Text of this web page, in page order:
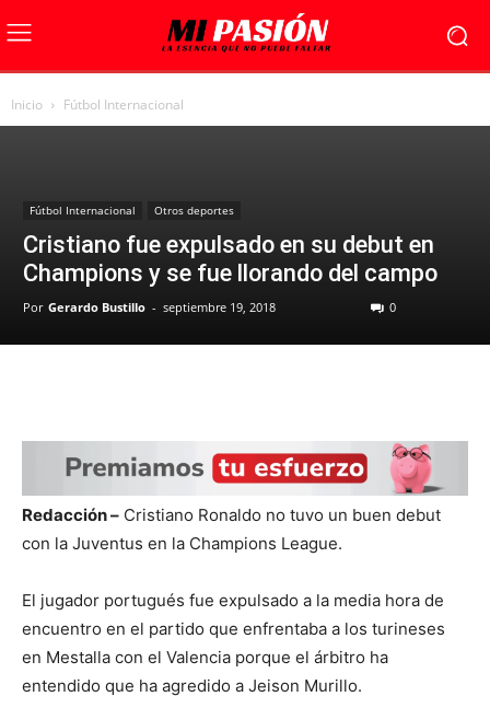
Inicio Fútbol Internacional
Fútbol Internacional Otros deportes
Cristiano fue expulsado en su debut en
Champions y se fue llorando del campo
Por Gerardo Bustillo - septiembre 19, 2018 0
Redacción – Cristiano Ronaldo no tuvo un buen debut
con la Juventus en la Champions League.
El jugador portugués fue expulsado a la media hora de
encuentro en el partido que enfrentaba a los turineses
en Mestalla con el Valencia porque el árbitro ha
entendido que ha agredido a Jeison Murillo.